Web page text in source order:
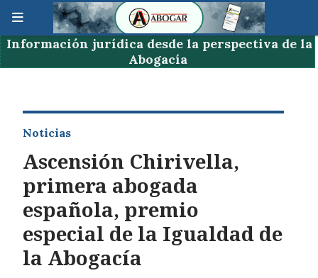
Información jurídica desde la perspectiva de la
Abogacía
Ascensión Chirivella,
primera abogada
española, premio
especial de la Igualdad de
la Abogacía
Noticias